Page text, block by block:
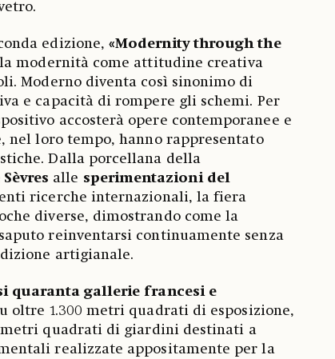
edizione,«Modernity through the
modernità come attitudine creativa
Moderno diventa così sinonimo di
e capacità di rompere gli schemi. Per
accosterà opere contemporanee e
loro tempo, hanno rappresentato
Dalla porcellana della
alle sperimentazioni del
ricerche internazionali, la fiera
diverse, dimostrando come la
reinventarsi continuamente senza
artigianale.
quaranta gallerie francesi e
oltre 1.300 metri quadrati di esposizione,
metri quadrati di giardini destinati a
realizzate appositamente per la